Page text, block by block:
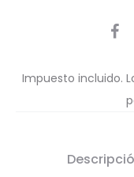
Impuesto incluido.